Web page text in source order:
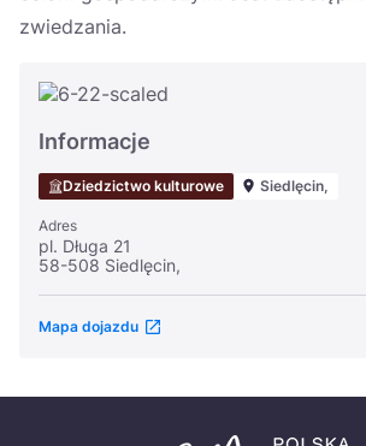
zwiedzania.
Informacje
Dziedzictwo kulturowe Siedlęcin,
Adres
pl. Długa 21
58-508 Siedlęcin,
Mapa dojazdu